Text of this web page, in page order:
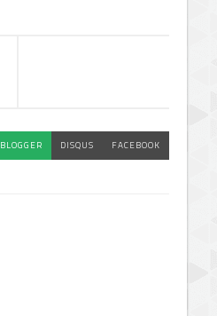
BLOGGER DISQUS FACEBOOK